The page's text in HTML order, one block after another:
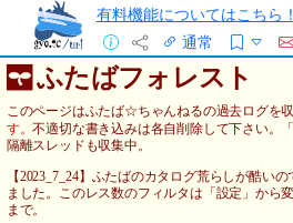
有料機能についてはこちら！
通常